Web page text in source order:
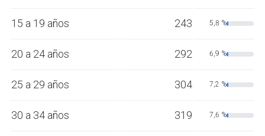
15 a 19 años 243 5,8 %
20 a 24 años 292 6,9 %
25 a 29 años 304 7,2 %
30 a 34 años 319 7,6 %